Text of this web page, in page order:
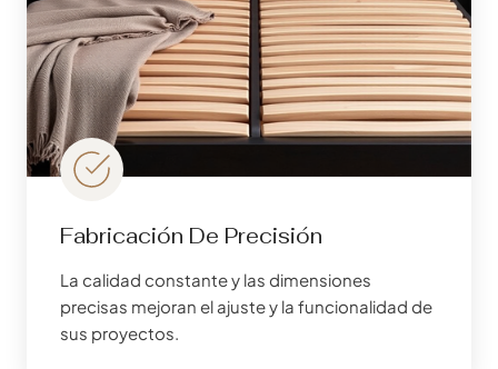
Fabricación De Precisión
La calidad constante y las dimensiones
precisas mejoran el ajuste y la funcionalidad de
sus proyectos.